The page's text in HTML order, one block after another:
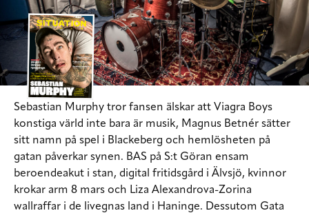
Sebastian Murphy tror fansen älskar att Viagra Boys
konstiga värld inte bara är musik, Magnus Betnér sätter
sitt namn på spel i Blackeberg och hemlösheten på
gatan påverkar synen. BAS på S:t Göran ensam
beroendeakut i stan, digital fritidsgård i Älvsjö, kvinnor
krokar arm 8 mars och Liza Alexandrova-Zorina
wallraffar i de livegnas land i Haninge. Dessutom Gata